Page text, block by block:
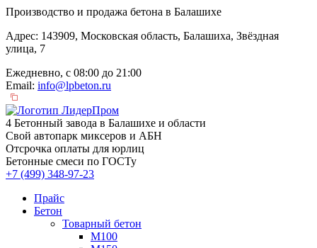
Производство и продажа бетона в Балашихе
Адрес: 143909, Московская область, Балашиха, Звёздная
улица, 7
Ежедневно, с 08:00 до 21:00
Email: info@lpbeton.ru
4 Бетонный завода в Балашихе и области
Свой автопарк миксеров и АБН
Отсрочка оплаты для юрлиц
Бетонные смеси по ГОСТу
+7 (499) 348-97-23
Прайс
Бетон
Товарный бетон
М100